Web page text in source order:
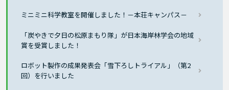
ミニミニ科学教室を開催しました！－本荘キャンパス－
「炭やきで夕日の松原まもり隊」が日本海岸林学会の地域
賞を受賞しました！
ロボット製作の成果発表会「雪下ろしトライアル」（第2
回）を行いました